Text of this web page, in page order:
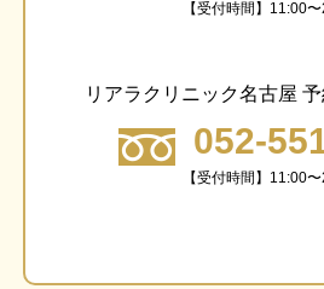
【受付時間】11:00
リアラクリニック名古屋
052-
【受付時間】11:00